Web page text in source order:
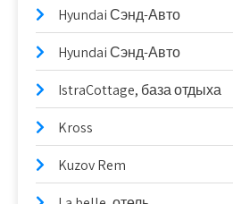
Hyundai Сэнд-Авто
Hyundai Сэнд-Авто
IstraCottage, база отдыха
Kross
Kuzov Rem